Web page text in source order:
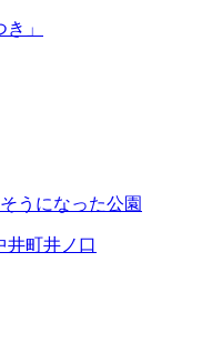
」
うになった公園
井町井ノ口